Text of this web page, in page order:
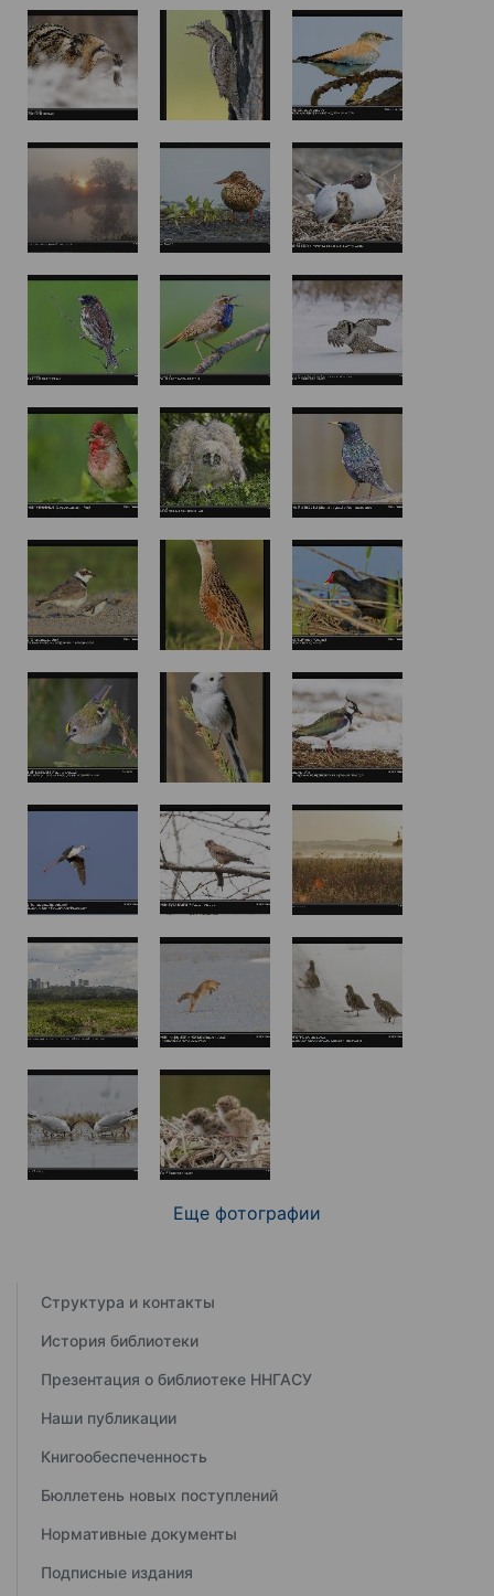
Еще фотографии
Структура и контакты
История библиотеки
Презентация о библиотеке ННГАСУ
Наши публикации
Книгообеспеченность
Бюллетень новых поступлений
Нормативные документы
Подписные издания